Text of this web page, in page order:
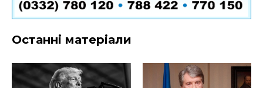
Останні матеріали